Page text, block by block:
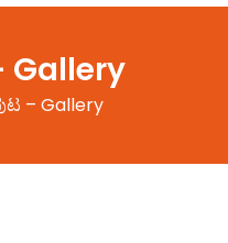
Gallery
– Gallery